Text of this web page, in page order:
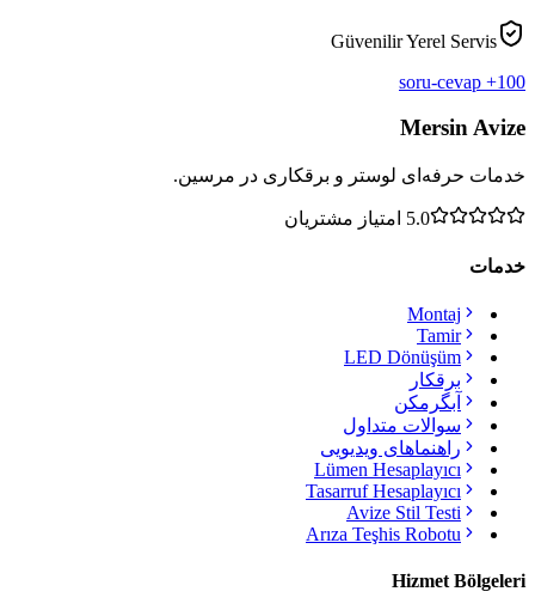
Güvenilir Yerel Servis
100+ soru-cevap
Mersin Avize
خدمات حرفه‌ای لوستر و برقکاری در مرسین.
5.0 امتیاز مشتریان
خدمات
Montaj
Tamir
LED Dönüşüm
برقکار
آبگرمکن
سوالات متداول
راهنماهای ویدیویی
Lümen Hesaplayıcı
Tasarruf Hesaplayıcı
Avize Stil Testi
Arıza Teşhis Robotu
Hizmet Bölgeleri